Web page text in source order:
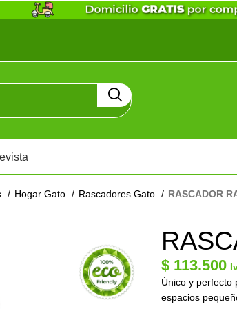
Hogar Gato Rascadores Gato RASCADOR
$ 113.500
Único y perfecto
espacios